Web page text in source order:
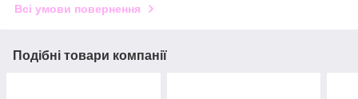
Всі умови повернення
Подібні товари компанії